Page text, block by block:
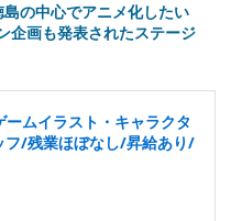
島の中心でアニメ化したい
企画も発表されたステージ
ームイラスト・キャラクタ
フ/残業ほぼなし/昇給あり/